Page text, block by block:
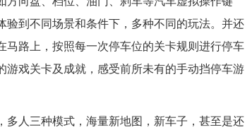
到不同场景和条件下，多种不同的玩法。并还
路上，按照每一次停车位的关卡规则进行停车
戏关卡及成就，感受前所未有的手动挡停车游
多人三种模式，海量新地图，新车子，甚至是还